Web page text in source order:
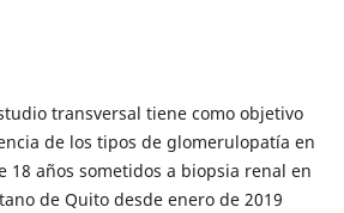
transversal tiene como objetivo
de los tipos de glomerulopatía en
18 años sometidos a biopsia renal en
de Quito desde enero de 2019